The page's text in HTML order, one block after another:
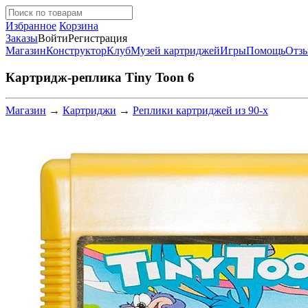
Избранное Корзина
ЗаказыВойтиРегистрация
МагазинКонструкторКлубМузей картриджейИгрыПомощь
Картридж-реплика Tiny Toon 6
Магазин → Картриджи → Реплики картриджей из 90-х